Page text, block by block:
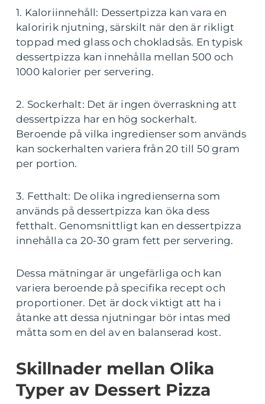
1. Kaloriinnehåll: Dessertpizza kan vara en
kaloririk njutning, särskilt när den är rikligt
toppad med glass och chokladsås. En typisk
dessertpizza kan innehålla mellan 500 och
1000 kalorier per servering.
2. Sockerhalt: Det är ingen överraskning att
dessertpizza har en hög sockerhalt.
Beroende på vilka ingredienser som används
kan sockerhalten variera från 20 till 50 gram
per portion.
3. Fetthalt: De olika ingredienserna som
används på dessertpizza kan öka dess
fetthalt. Genomsnittligt kan en dessertpizza
innehålla ca 20-30 gram fett per servering.
Dessa mätningar är ungefärliga och kan
variera beroende på specifika recept och
proportioner. Det är dock viktigt att ha i
åtanke att dessa njutningar bör intas med
måtta som en del av en balanserad kost.
Skillnader mellan Olika
Typer av Dessert Pizza